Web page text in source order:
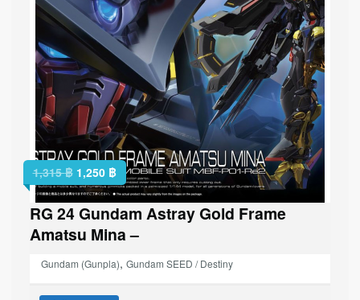
1,315฿ 1,250 ฿
RG 24 Gundam Astray Gold Frame
Amatsu Mina –
Gundam (Gunpla), Gundam SEED / Destiny